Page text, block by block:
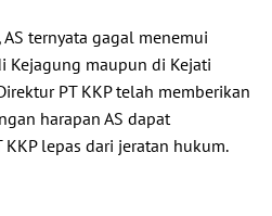
ternyata gagal menemui
Kejagung maupun di Kejati
PT KKP telah memberikan
harapan AS dapat
lepas dari jeratan hukum.